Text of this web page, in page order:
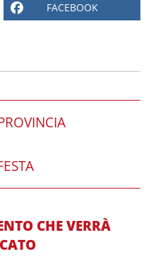
FACEBOOK
CHE VERRÀ